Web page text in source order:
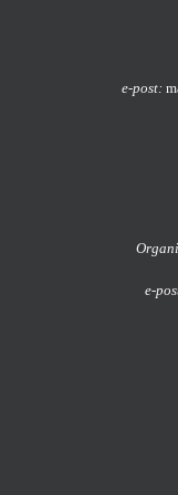
e-post:
e-